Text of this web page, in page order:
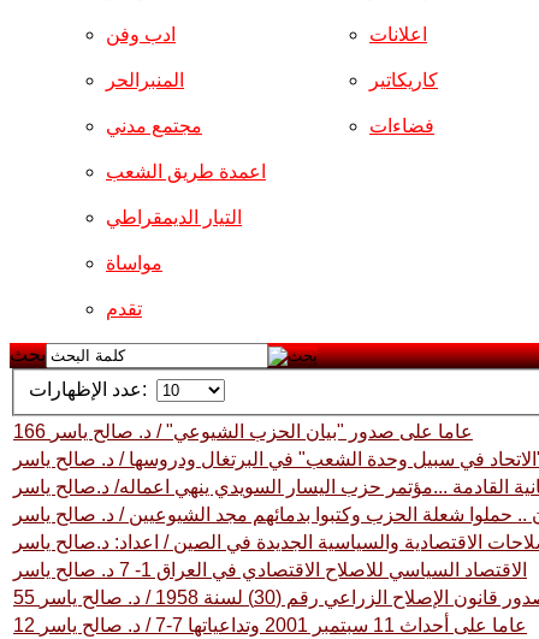
ادب وفن
المنبرالحر
مجتمع مدني
اعلانات
كاريكاتير
فضاءات
اعمدة طريق الشعب
التيار الديمقراطي
مواساة
تقدم
بحث
عدد الإظهارات:
166 عاما على صدور "بيان الحزب الشيوعي" / د. صالح ياسر
في سبيل وحدة الشعب" في البرتغال ودروسها / د. صالح ياسر
القادمة ...مؤتمر حزب اليسار السويدي ينهي اعماله/ د.صالح ياسر
حملوا شعلة الحزب وكتبوا بدمائهم مجد الشيوعيين / د. صالح ياسر
الاقتصادية والسياسية الجديدة في الصين / اعداد: د.صالح ياسر
الاقتصاد السياسي للاصلاح الاقتصادي في العراق 1- 7 د. صالح ياسر
الإصلاح الزراعي رقم (30) لسنة 1958 / د. صالح ياسر
12 عاما على أحداث 11 سبتمبر 2001 وتداعياتها 7-7 / د. صالح ياسر